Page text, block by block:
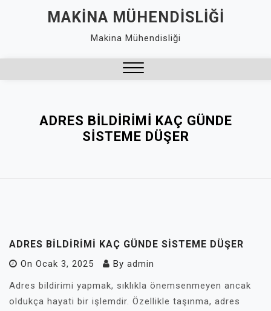
MAKINA MÜHENDISLIĞI
Makina Mühendisliği
ADRES BILDIRIMI KAÇ GÜNDE
SISTEME DÜŞER
ADRES BILDIRIMI KAÇ GÜNDE SISTEME DÜŞER
On Ocak 3, 2025 By admin
Adres bildirimi yapmak, sıklıkla önemsenmeyen ancak
oldukça hayati bir işlemdir. Özellikle taşınma, adres